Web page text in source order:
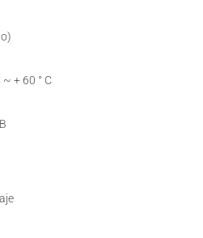
+ 60 ° C